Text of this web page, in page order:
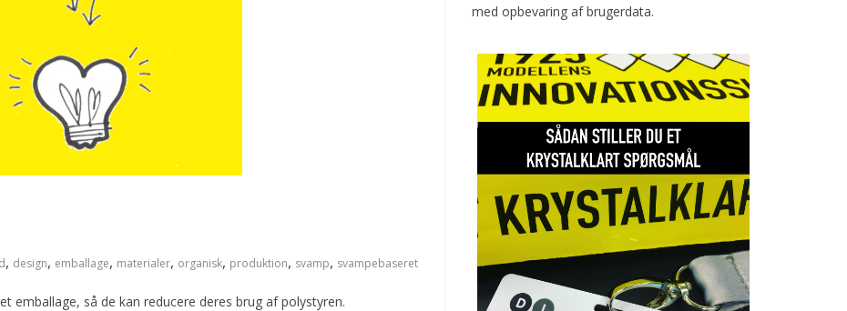
, design, emballage, materialer, organisk, produktion, svamp, svampebaseret
emballage, så de kan reducere deres brug af polystyren.
med opbevaring af brugerdata.